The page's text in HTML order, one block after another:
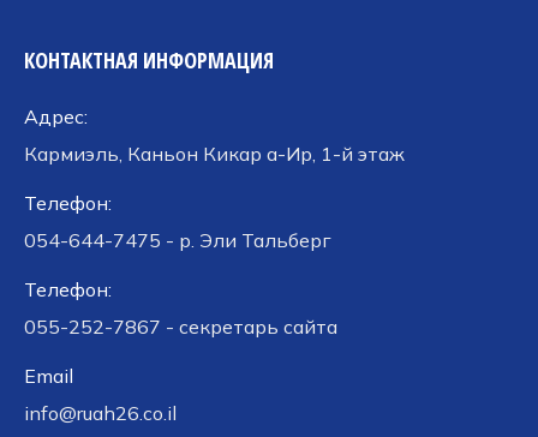
КОНТАКТНАЯ ИНФОРМАЦИЯ
Адрес:
Кармиэль, Каньон Кикар а-Ир, 1-й этаж
Телефон:
054-644-7475 - р. Эли Тальберг
Телефон:
055-252-7867 - секретарь сайта
Email
info@ruah26.co.il